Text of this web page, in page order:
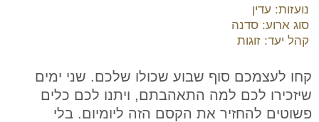
נועזות: עדין
סוג ארוע: סדנה
קהל יעד: זוגות
קחו לעצמכם סוף שבוע שכולו שלכם. שני ימים
שיזכירו לכם למה התאהבתם, ויתנו לכם כלים
פשוטים להחזיר את הקסם הזה ליומיום. בלי